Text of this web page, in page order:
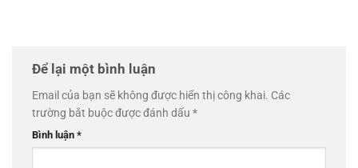
Để lại một bình luận
Email của bạn sẽ không được hiển thị công khai. Các
trường bắt buộc được đánh dấu *
Bình luận *